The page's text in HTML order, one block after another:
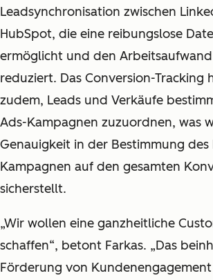
Leadsynchronisation zwischen
HubSpot, die eine reibungslose
ermöglicht und den
reduziert. Das Conversion-Tracking
zudem, Leads und Verkäufe
Ads-Kampagnen zuzuordnen, was
Genauigkeit in der Bestimmung des
Kampagnen auf den gesamten
sicherstellt.
„Wir wollen eine ganzheitliche
schaffen“, betont Farkas. „Das
Förderung von